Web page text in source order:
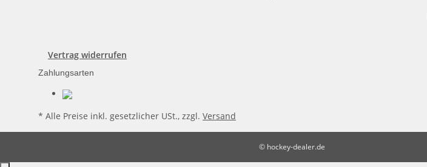
Vertrag widerrufen
Zahlungsarten
* Alle Preise inkl. gesetzlicher USt., zzgl. Versand
© hockey-dealer.de